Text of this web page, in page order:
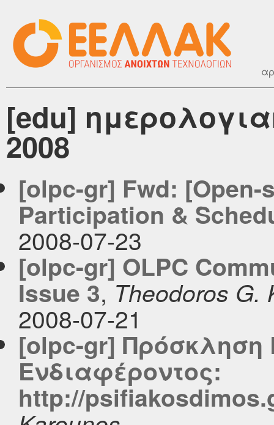
[edu]
2008
[olpc-gr] Fwd: [Open-
Participation &
2008-07-23
[olpc-gr] OLPC
Issue 3,Theodoros G.
2008-07-21
[olpc-gr]
Ενδιαφέροντος:
http://